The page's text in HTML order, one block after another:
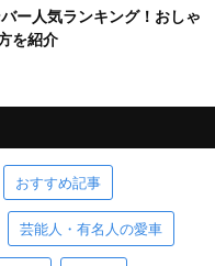
ー人気ランキング！おしゃ
を紹介
おすすめ記事
芸能人・有名人の愛車